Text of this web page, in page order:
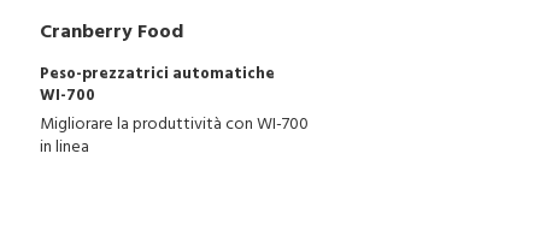
Cranberry Food
Peso-prezzatrici automatiche
WI-700
Migliorare la produttività con WI-700
in linea